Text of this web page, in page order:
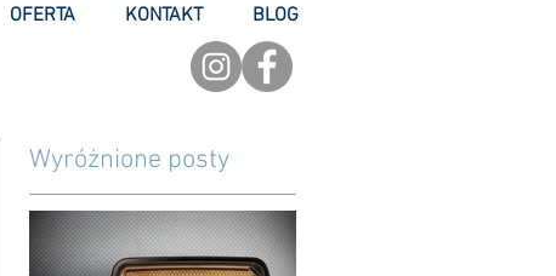
OFERTA KONTAKT BLOG
Wyróżnione posty